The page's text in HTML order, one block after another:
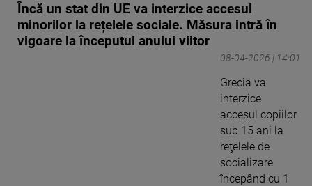
Încă un stat din UE va interzice accesul
minorilor la rețelele sociale. Măsura intră în
vigoare la începutul anului viitor
08-04-2026 | 14:01
Grecia va
interzice
accesul copiilor
sub 15 ani la
reţelele de
socializare
începând cu 1